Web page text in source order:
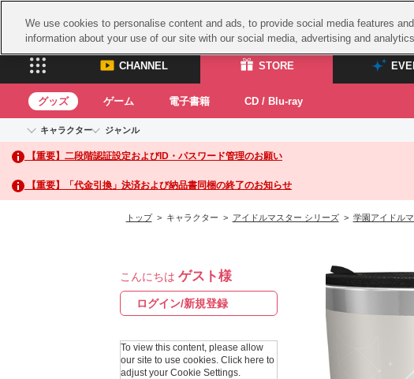
CHANNEL STORE
CHANNEL
ASOBI CHANNEL TOP
STORE
ASOBI STORE TOP
グッズ
CD / Blu-ray
グッズ ゲーム 電子書籍 CD / Blu-ray
キャラクター
アイドルマスターシリーズ
アイドルマスター
アイドルマスター シンデレラガールズ
アイドルマスター ミリオンライブ！
プロジェクトアイマス ヴイアライヴ
テイルズ オブ シリーズ
スサノオマジッ
ドラゴンボール
ジャンル
イベントグッズ
トイ・ホビー
【重要】二段階認証設定およびID・パスワード管理のお願い
【重要】「代金引換」決済および納品書同梱の終了のお知らせ
トップ> キャラクター > アイドルマスター シリーズ> 学園アイドル
こんにちは ゲスト様
ログイン/新規登録
To view this content, please allow
our site to use cookies. Click here to
adjust your Cookie Settings.
We use cookies to personalise content and ads, to provide social media features
information about your use of our site with our social media, advertising and